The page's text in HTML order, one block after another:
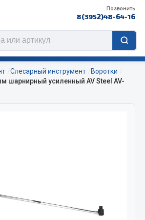
Позвонить
8(3952)48-64-16
Слесарный инструмент
Воротки
шарнирный усиленный AV Steel AV-